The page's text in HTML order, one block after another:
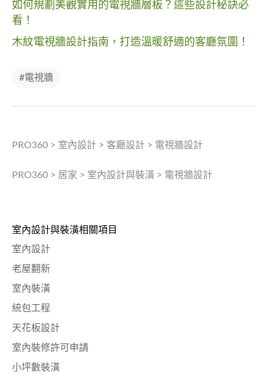
如何規劃美觀實用的電視牆層板？這些設計秘訣必
看！
木紋電視牆設計指南，打造溫暖舒適的客廳氛圍！
#電視牆
PRO360 > 室內設計 > 客廳設計 > 電視牆設計
PRO360 > 居家 > 室內設計與裝潢 > 電視牆設計
室內設計與裝潢相關項目
室內設計
老屋翻新
室內裝潢
統包工程
天花板設計
室內裝修許可申請
小坪數裝潢